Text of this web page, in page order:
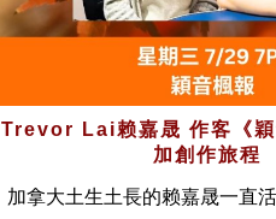
Trevor Lai赖嘉晟 作客《穎
加創作旅程
加拿大土生土長的赖嘉晟一直